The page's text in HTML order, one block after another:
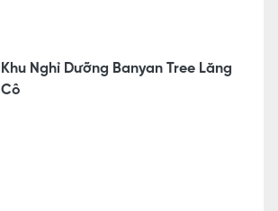
Khu Nghỉ Dưỡng Banyan Tree Lăng
Cô